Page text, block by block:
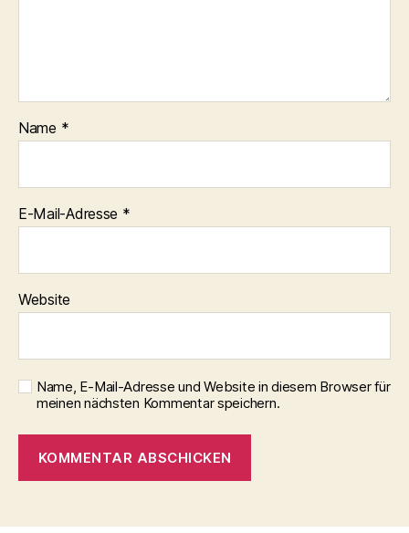
Name *
E-Mail-Adresse *
Website
Name, E-Mail-Adresse und Website in diesem Browser für
meinen nächsten Kommentar speichern.